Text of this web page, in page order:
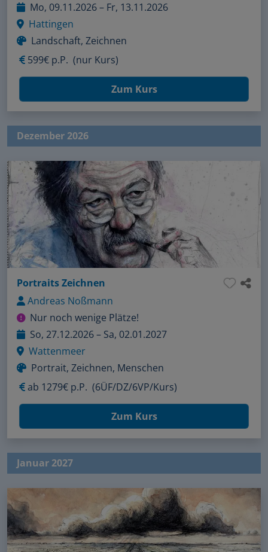
Mo, 09.11.2026 – Fr, 13.11.2026
Hattingen
Landschaft, Zeichnen
599€ p.P. (nur Kurs)
Zum Kurs
Dezember 2026
Portraits Zeichnen
Andreas Noßmann
Nur noch wenige Plätze!
So, 27.12.2026 – Sa, 02.01.2027
Wattenmeer
Portrait, Zeichnen, Menschen
ab 1279€ p.P. (6ÜF/DZ/6VP/Kurs)
Zum Kurs
Januar 2027